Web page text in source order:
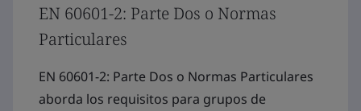
EN 60601-2: Parte Dos o Normas
Particulares
EN 60601-2: Parte Dos o Normas Particulares
aborda los requisitos para grupos de